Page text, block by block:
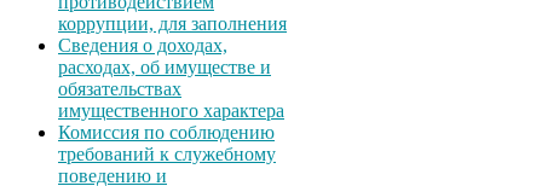
коррупции, для заполнения
Сведения о доходах,
расходах, об имуществе и
обязательствах
имущественного характера
Комиссия по соблюдению
требований к служебному
поведению и